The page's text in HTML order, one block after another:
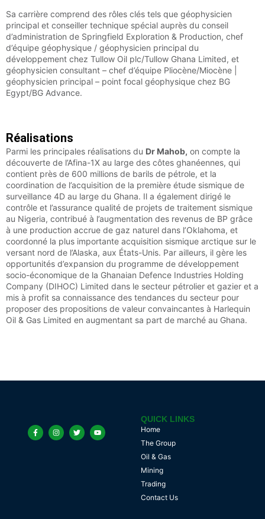
Sa carrière comprend des rôles clés tels que géophysicien
principal et conseiller technique spécial auprès du conseil
d’administration de Springfield Exploration & Production, chef
d’équipe géophysique / géophysicien principal du
développement chez Tullow Oil plc/Tullow Ghana Limited, et
géophysicien consultant – chef d’équipe Pliocène/Miocène |
géophysicien principal – point focal géophysique chez BG
Egypt/BG Advance.
Réalisations
Parmi les principales réalisations du Dr Mahob, on compte la
découverte de l’Afina-1X au large des côtes ghanéennes, qui
contient près de 600 millions de barils de pétrole, et la
coordination de l’acquisition de la première étude sismique de
surveillance 4D au large du Ghana. Il a également dirigé le
contrôle et l’assurance qualité de projets de traitement sismique
au Nigeria, contribué à l’augmentation des revenus de BP grâce
à une production accrue de gaz naturel dans l’Oklahoma, et
coordonné la plus importante acquisition sismique arctique sur le
versant nord de l’Alaska, aux États-Unis. Par ailleurs, il gère les
opportunités d’expansion du programme de développement
socio-économique de la Ghanaian Defence Industries Holding
Company (DIHOC) Limited dans le secteur pétrolier et gazier et a
mis à profit sa connaissance des tendances du secteur pour
proposer des propositions de valeur convaincantes à Harlequin
Oil & Gas Limited en augmentant sa part de marché au Ghana.
QUICK LINKS
Home
The Group
Oil & Gas
Mining
Trading
Contact Us